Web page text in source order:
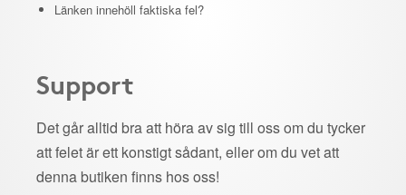
Länken innehöll faktiska fel?
Support
Det går alltid bra att höra av sig till oss om du tycker
att felet är ett konstigt sådant, eller om du vet att
denna butiken finns hos oss!